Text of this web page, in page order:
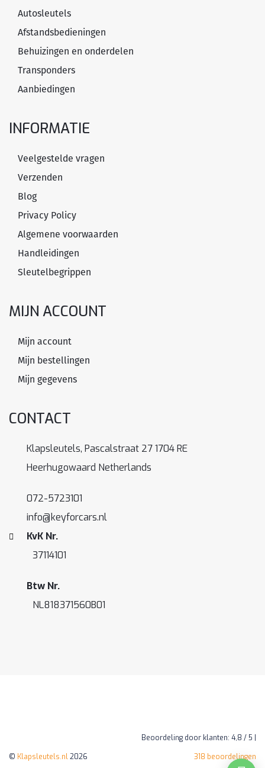
Autosleutels
Afstandsbedieningen
Behuizingen en onderdelen
Transponders
Aanbiedingen
INFORMATIE
Veelgestelde vragen
Verzenden
Blog
Privacy Policy
Algemene voorwaarden
Handleidingen
Sleutelbegrippen
MIJN ACCOUNT
Mijn account
Mijn bestellingen
Mijn gegevens
CONTACT
Klapsleutels, Pascalstraat 27 1704 RE
Heerhugowaard Netherlands
072-5723101
info@keyforcars.nl
KvK Nr.
37114101
Btw Nr.
NL818371560B01
© Klapsleutels.nl2026
Beoordeling door klanten: 4,8 /5
318 beoordelingen